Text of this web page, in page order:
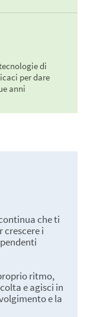
di
per dare
anni​
che ti
crescere i
ritmo,
e agisci in
e la